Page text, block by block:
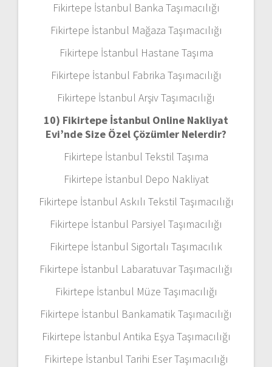
Fikirtepe İstanbul Banka Taşımacılığı
Fikirtepe İstanbul Mağaza Taşımacılığı
Fikirtepe İstanbul Hastane Taşıma
Fikirtepe İstanbul Fabrika Taşımacılığı
Fikirtepe İstanbul Arşiv Taşımacılığı
10) Fikirtepe İstanbul Online Nakliyat
Evi’nde Size Özel Çözümler Nelerdir?
Fikirtepe İstanbul Tekstil Taşıma
Fikirtepe İstanbul Depo Nakliyat
Fikirtepe İstanbul Askılı Tekstil Taşımacılığı
Fikirtepe İstanbul Parsiyel Taşımacılığı
Fikirtepe İstanbul Sigortalı Taşımacılık
Fikirtepe İstanbul Labaratuvar Taşımacılığı
Fikirtepe İstanbul Müze Taşımacılığı
Fikirtepe İstanbul Bankamatik Taşımacılığı
Fikirtepe İstanbul Antika Eşya Taşımacılığı
Fikirtepe İstanbul Tarihi Eser Taşımacılığı